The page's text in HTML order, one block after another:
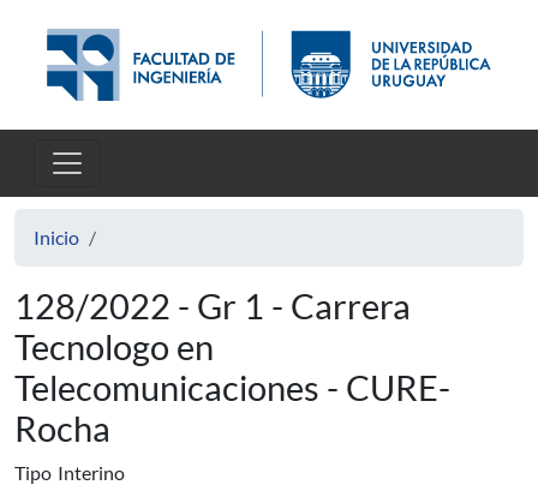
Inicio
128/2022 - Gr 1 - Carrera
Tecnologo en
Telecomunicaciones - CURE-
Rocha
Tipo Interino